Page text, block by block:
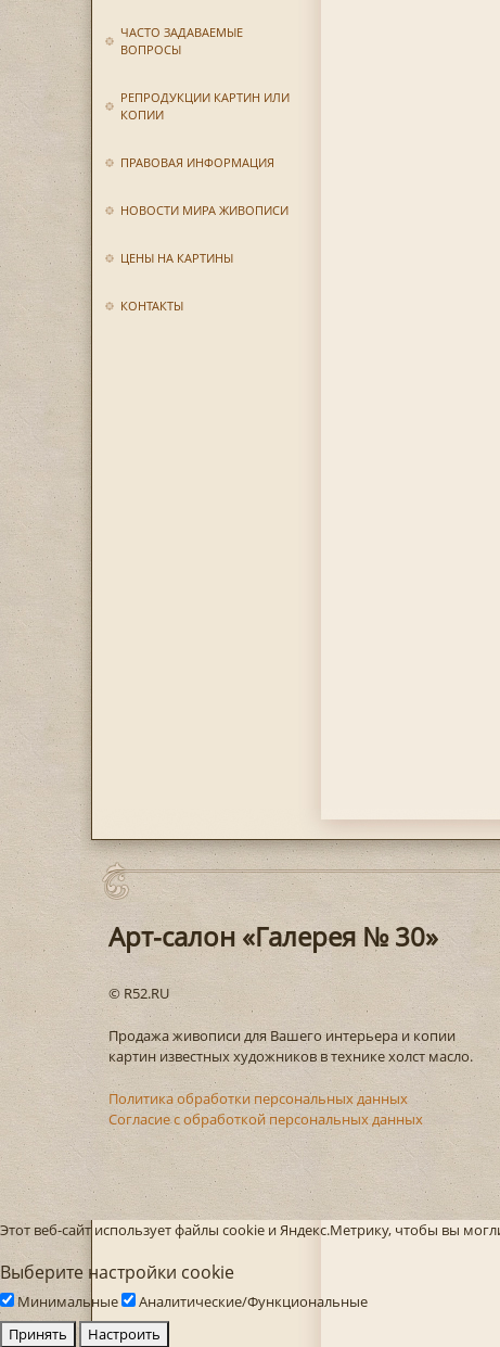
ЧАСТО ЗАДАВАЕМЫЕ
ВОПРОСЫ
РЕПРОДУКЦИИ КАРТИН ИЛИ
КОПИИ
ПРАВОВАЯ ИНФОРМАЦИЯ
НОВОСТИ МИРА ЖИВОПИСИ
ЦЕНЫ НА КАРТИНЫ
КОНТАКТЫ
Арт-салон «Галерея № 30»
© R52.RU
Продажа живописи для Вашего интерьера и копии
картин известных художников в технике холст масло.
Политика обработки персональных данных
Согласие с обработкой персональных данных
Этот веб-сайт использует файлы cookie и Яндекс.Метрику, чтобы вы
Выберите настройки cookie
Минимальные
Аналитические/Функциональные
Принять
Настроить